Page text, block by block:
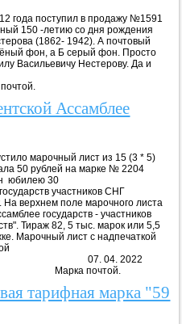
года поступил в продажу №1591
150 -летию со дня рождения
(1862- 1942). А почтовый
фон, а Б серый фон. Просто
Васильевичу Нестерову. Да и
на радость!
Ассамблее
марочный лист из 15 (3 * 5)
50 рублей на марке № 2204
юбилею 30
участников СНГ
На верхнем поле марочного листа
государств - участников
Тираж 82, 5 тыс. марок или 5,5
Марочный лист с надпечаткой
04. 2022
тарифная марка "59